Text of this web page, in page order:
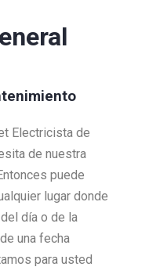
Electricista de
de nuestra
puede
lugar donde
día o de la
una fecha
para usted